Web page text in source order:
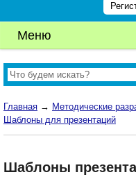
Меню
Главная → Методические
Шаблоны для презентаций
Шаблоны